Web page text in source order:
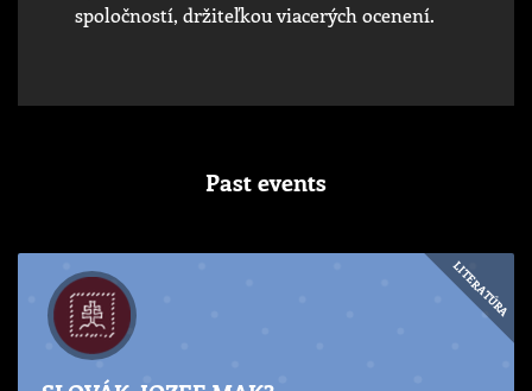
spoločností, držiteľkou viacerých ocenení.
Past events
LITERATÚRA